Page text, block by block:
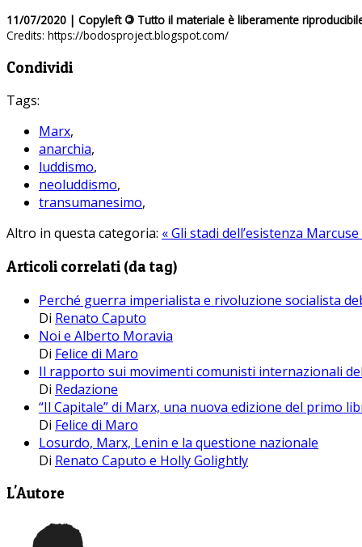
11/07/2020 | Copyleft © Tutto il materiale è liberamente
Credits: https://bodosproject.blogspot.com/
Condividi
Tags:
Marx,
anarchia,
luddismo,
neoluddismo,
transumanesimo,
Altro in questa categoria: « Gli stadi dell’esistenza
Articoli correlati (da tag)
Perché guerra imperialista e rivoluzione socialista
Di Renato Caputo
Noi e Alberto Moravia
Di Felice di Maro
Il rapporto sui movimenti comunisti internazionali
Di Redazione
“Il Capitale” di Marx, una nuova edizione del primo
Di Felice di Maro
Losurdo, Marx, Lenin e la questione nazionale
Di Renato Caputo e Holly Golightly
L'Autore